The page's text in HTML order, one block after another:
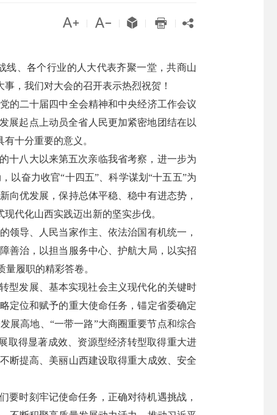
    
线、各个行业的人大代表齐聚一堂，共商山
，我们对大会的召开表示热烈祝贺！
的二十届四中全会精神和中央经济工作会议
展起点上动员全省人民更加紧密地团结在以
十分重要的意义。
十八大以来第五次亲临我省考察，进一步为
以奋力收官“十四五”、科学谋划“十五五”为
向优发展，保持总体平稳、稳中有进态势，
代化山西实践迈出新的坚实步伐。
领导、人民当家作主、依法治国有机统一，
善治，以担当服务中心、护航大局，以实招
履职的精彩答卷。
型发展、基本实现社会主义现代化的关键时
定位和赋予的重大使命任务，锚定省委确定
展高地、“一带一路”大商圈重要节点和综合
取得显著成效、资源型经济转型取得重大进
断提高、美丽山西建设取得重大成效、安全
要时刻牢记使命任务，正确对待机遇挑战，